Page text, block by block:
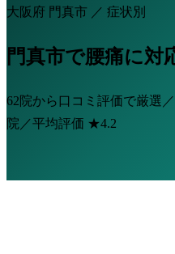
大阪府 門真市 ／ 症状別
門真市で腰痛に対
62院から口コミ評価で厳選
院 ／平均評価 ★4.2